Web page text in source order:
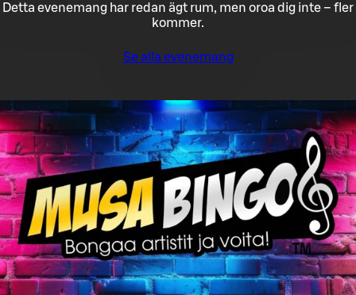
Detta evenemang har redan ägt rum, men oroa dig inte – fler
kommer.
Se alla evenemang